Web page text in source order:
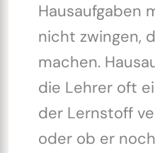
Hausaufgaben
nicht zwingen,
machen.
die Lehrer oft
der Lernstoff
oder ob er